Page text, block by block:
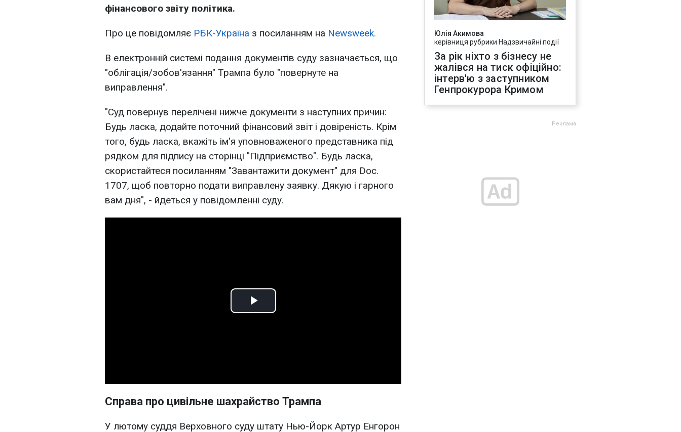
фінансового звіту політика.
Про це повідомляє РБК-Україна з посиланням на Newsweek.
В електронній системі подання документів суду зазначається, що
"облігація/зобов'язання" Трампа було "повернуте на
виправлення".
"Суд повернув перелічені нижче документи з наступних причин:
Будь ласка, додайте поточний фінансовий звіт і довіреність. Крім
того, будь ласка, вкажіть ім'я уповноваженого представника під
рядком для підпису на сторінці "Підприємство". Будь ласка,
скористайтеся посиланням "Завантажити документ" для Doc.
1707, щоб повторно подати виправлену заявку. Дякую і гарного
вам дня", - йдеться у повідомленні суду.
Play
Справа про цивільне шахрайство Трампа
У лютому суддя Верховного суду штату Нью-Йорк Артур Енгорон
Юлія Акимова
керівниця рубрики Надзвичайні події
За рік ніхто з бізнесу не
жалівся на тиск офіційно:
інтерв'ю з заступником
Генпрокурора Кримом